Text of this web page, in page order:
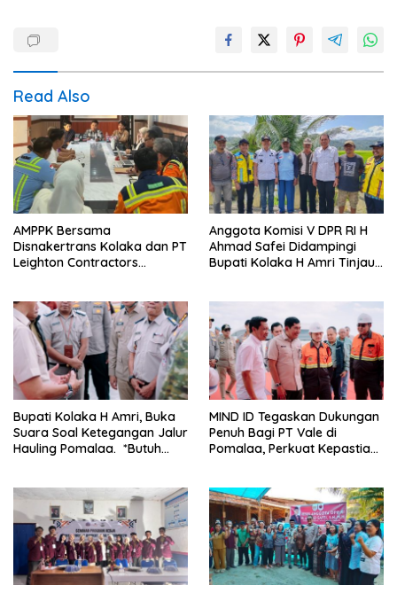
Read Also
AMPPK Bersama
Disnakertrans Kolaka dan PT
Leighton Contractors
Anggota Komisi V DPR RI H
Ahmad Safei Didampingi
Bupati Kolaka H Amri Tinjau
Kelurahan 19 November
Wundulako
Bupati Kolaka H Amri, Buka
Suara Soal Ketegangan Jalur
Hauling Pomalaa. *Butuh
Premanisme Industrial
MIND ID Tegaskan Dukungan
Penuh Bagi PT Vale di
Pomalaa, Perkuat Kepastian